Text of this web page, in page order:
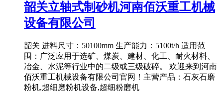
韶关立轴式制砂机河南佰沃重工机械
设备有限公司
韶关 进料尺寸：50100mm 生产能力：5100t/h 适用范
围：广泛应用于选矿、煤炭、建材、化工、耐火材料、
冶金、水泥等行业中的二级或三级破碎。 欢迎来到河南
佰沃重工机械设备有限公司官网！主营产品：石灰石磨
粉机,超细磨粉机设备,超细粉磨机